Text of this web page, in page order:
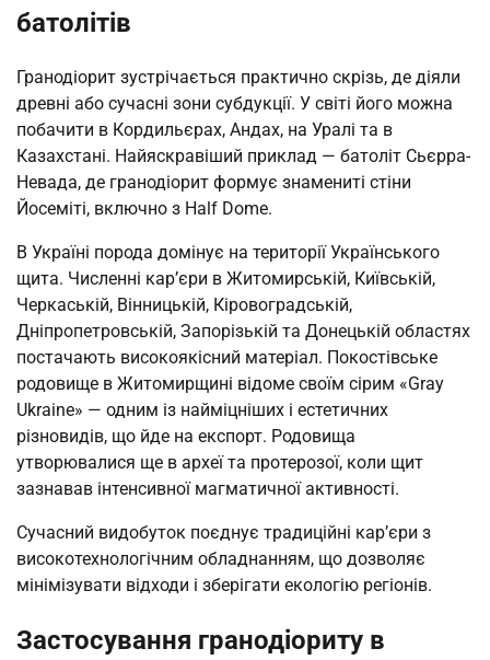
батолітів
Гранодіорит зустрічається практично скрізь, де діяли
древні або сучасні зони субдукції. У світі його можна
побачити в Кордильєрах, Андах, на Уралі та в
Казахстані. Найяскравіший приклад — батоліт Сьєрра-
Невада, де гранодіорит формує знамениті стіни
Йосеміті, включно з Half Dome.
В Україні порода домінує на території Українського
щита. Численні кар’єри в Житомирській, Київській,
Черкаській, Вінницькій, Кіровоградській,
Дніпропетровській, Запорізькій та Донецькій областях
постачають високоякісний матеріал. Покостівське
родовище в Житомирщині відоме своїм сірим «Gray
Ukraine» — одним із найміцніших і естетичних
різновидів, що йде на експорт. Родовища
утворювалися ще в археї та протерозої, коли щит
зазнавав інтенсивної магматичної активності.
Сучасний видобуток поєднує традиційні кар’єри з
високотехнологічним обладнанням, що дозволяє
мінімізувати відходи і зберігати екологію регіонів.
Застосування гранодіориту в